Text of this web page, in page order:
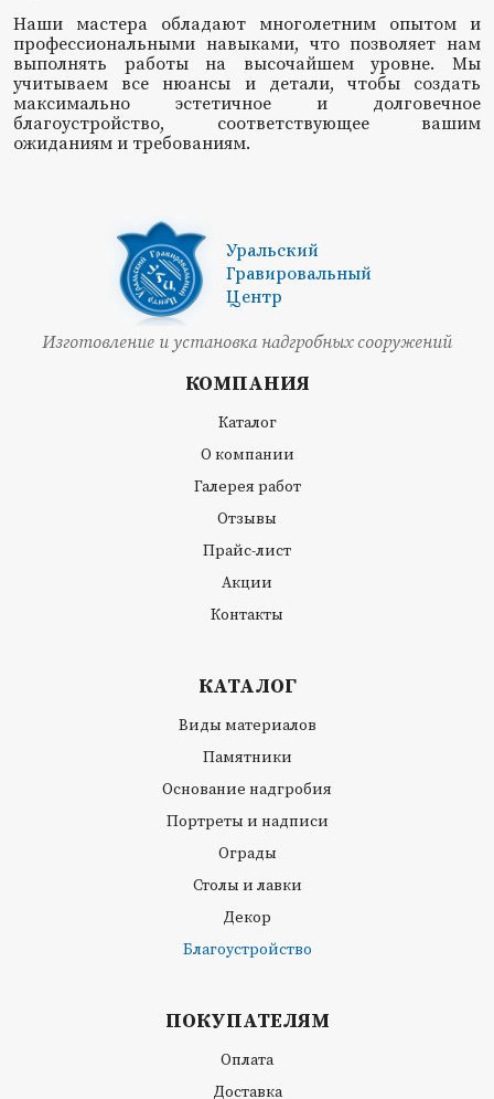
Наши мастера обладают многолетним опытом и
профессиональными навыками, что позволяет нам
выполнять работы на высочайшем уровне. Мы
учитываем все нюансы и детали, чтобы создать
максимально эстетичное и долговечное
благоустройство, соответствующее вашим
ожиданиям и требованиям.
Уральский
Гравировальный
Центр
Изготовление и установка надгробных сооружений
КОМПАНИЯ
Каталог
О компании
Галерея работ
Отзывы
Прайс-лист
Акции
Контакты
КАТАЛОГ
Виды материалов
Памятники
Основание надгробия
Портреты и надписи
Ограды
Столы и лавки
Декор
Благоустройство
ПОКУПАТЕЛЯМ
Оплата
Доставка